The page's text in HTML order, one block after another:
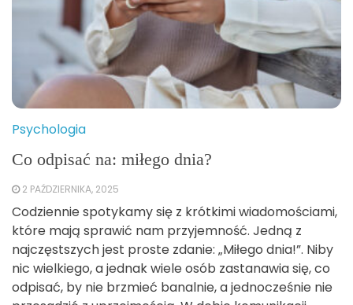
Psychologia
Co odpisać na: miłego dnia?
2 PAŹDZIERNIKA, 2025
Codziennie spotykamy się z krótkimi wiadomościami,
które mają sprawić nam przyjemność. Jedną z
najczęstszych jest proste zdanie: „Miłego dnia!”. Niby
nic wielkiego, a jednak wiele osób zastanawia się, co
odpisać, by nie brzmieć banalnie, a jednocześnie nie